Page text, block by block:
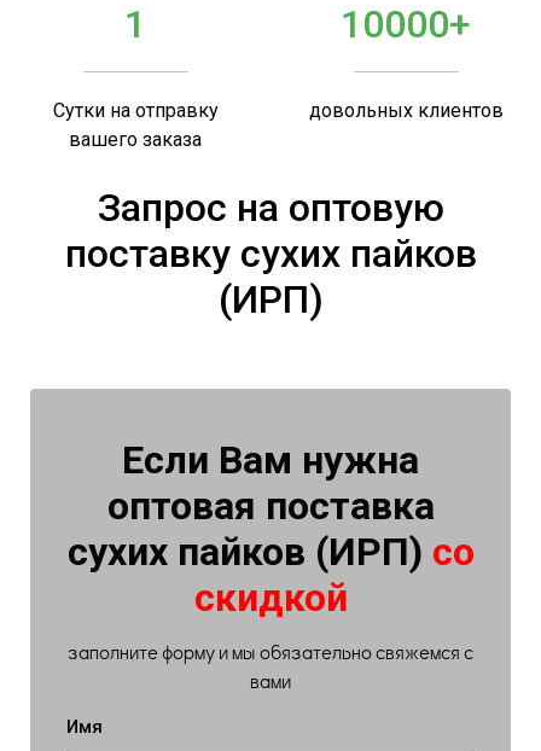
1
Сутки на отправку
вашего заказа
10000+
довольных клиентов
Запрос на оптовую
поставку сухих пайков
(ИРП)
Если Вам нужна
оптовая поставка
сухих пайков (ИРП) со
скидкой
заполните форму и мы обязательно свяжемся с
вами
Имя